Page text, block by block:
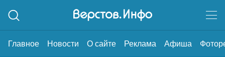
Главное Новости О сайте Реклама Афиша